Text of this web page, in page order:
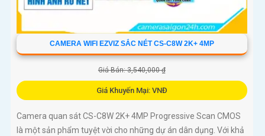
CAMERA WIFI EZVIZ SẮC NÉT CS-C8W 2K+ 4MP
Giá Bán: 3,540,000 ₫
Giá Khuyến Mại: VNĐ
Camera quan sát CS-C8W 2K+ 4MP Progressive Scan CMOS
là một sản phẩm tuyệt vời cho những dự án dân dụng. Với khả